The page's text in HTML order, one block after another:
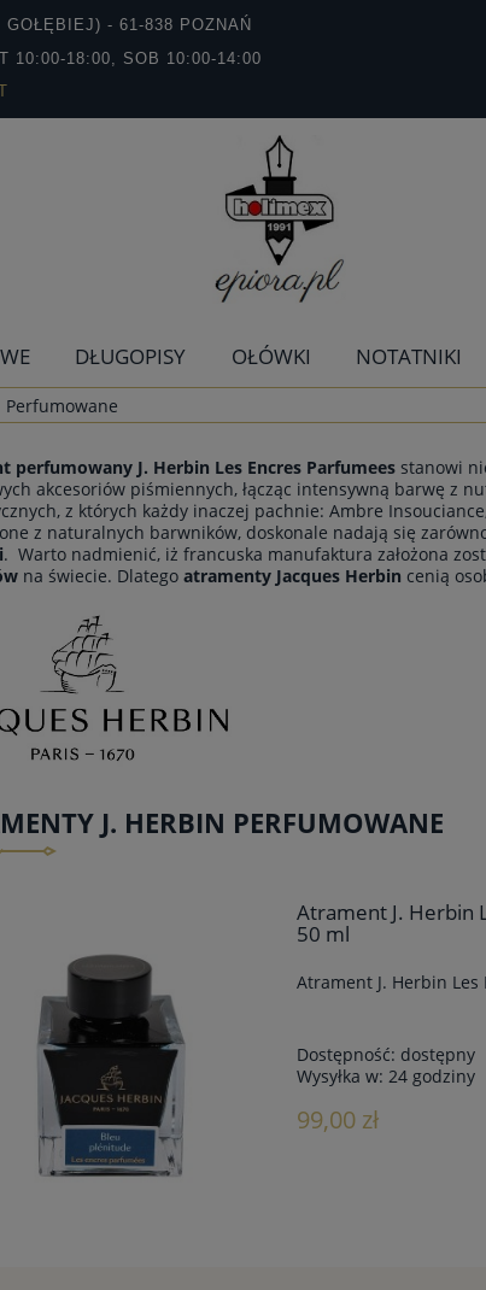
- 61-838 POZNAŃ
10:00-18:00, SOB 10:00-14:00
DŁUGOPISY OŁÓWKI NOTATNIKI
Perfumowane
perfumowany J. Herbin Les Encres Parfumees stanowi
akcesoriów piśmiennych, łącząc intensywną barwę z
z których każdy inaczej pachnie: Ambre
z naturalnych barwników, doskonale nadają się
. Warto nadmienić, iż francuska manufaktura założona
na świecie. Dlatego atramenty Jacques Herbin cenią
J. HERBIN PERFUMOWANE
Atrament J. Herbin
50 ml
Atrament J. Herbin
Dostępność: dostępny
Wysyłka w: 24 godziny
99,00 zł